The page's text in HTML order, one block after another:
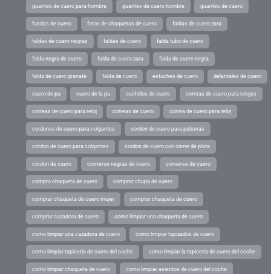
guantes de cuero para hombre guantes de cuero hombre guantes de cuero
fundas de cuero fotos de chaquetas de cuero faldas de cuero zara
faldas de cuero negras faldas de cuero falda tubo de cuero
falda negra de cuero falda de cuero zara falda de cuero negra
falda de cuero granate falda de cuero estuches de cuero delantales de cuero
cuero de pu cuero de la pu cuchillos de cuero correas de cuero para relojes
correas de cuero para reloj correas de cuero correa de cuero para reloj
cordones de cuero para colgantes cordon de cuero para pulseras
cordon de cuero para colgantes cordon de cuero con cierre de plata
cordon de cuero converse negras de cuero converse de cuero
compro chaqueta de cuero comprar chupa de cuero
comprar chaqueta de cuero mujer comprar chaqueta de cuero
comprar cazadora de cuero como limpiar una chaqueta de cuero
como limpiar una cazadora de cuero como limpiar tapizados de cuero
como limpiar tapiceria de cuero del coche como limpiar la tapiceria de cuero del coche
como limpiar chaqueta de cuero como limpiar asientos de cuero del coche